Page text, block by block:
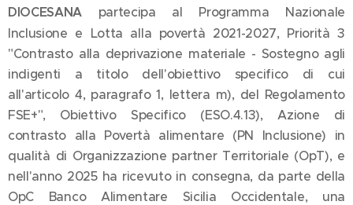
DIOCESANA partecipa al Programma Nazionale
Inclusione e Lotta alla povertà 2021-2027, Priorità 3
"Contrasto alla deprivazione materiale - Sostegno agli
indigenti a titolo dell'obiettivo specifico di cui
all'articolo 4, paragrafo 1, lettera m), del Regolamento
FSE+", Obiettivo Specifico (ESO.4.13), Azione di
contrasto alla Povertà alimentare (PN Inclusione) in
qualità di Organizzazione partner Territoriale (OpT), e
nell'anno 2025 ha ricevuto in consegna, da parte della
OpC Banco Alimentare Sicilia Occidentale, una